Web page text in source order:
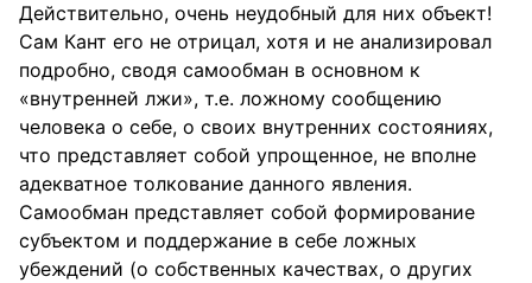
Действительно, очень неудобный для них объект!
Сам Кант его не отрицал, хотя и не анализировал
подробно, сводя самообман в основном к
«внутренней лжи», т.е. ложному сообщению
человека о себе, о своих внутренних состояниях,
что представляет собой упрощенное, не вполне
адекватное толкование данного явления.
Самообман представляет собой формирование
субъектом и поддержание в себе ложных
убеждений (о собственных качествах, о других